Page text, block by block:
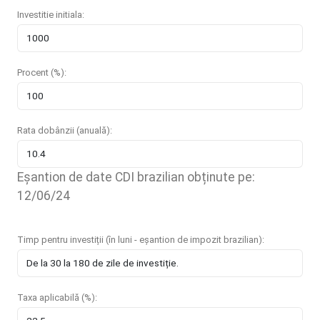
Investitie initiala:
Procent (%):
Rata dobânzii (anuală):
Eșantion de date CDI brazilian obținute pe:
12/06/24
Timp pentru investiții (în luni - eșantion de impozit brazilian):
Taxa aplicabilă (%):